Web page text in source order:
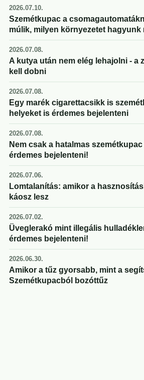
2026.07.10.
Szemétkupac a
múlik, milyen környezetet hagyunk
2026.07.08.
A kutya után nem elég lehajolni - a
kell dobni
2026.07.08.
Egy marék cigarettacsikk is
helyeket is érdemes bejelenteni
2026.07.08.
Nem csak a hatalmas
érdemes bejelenteni!
2026.07.06.
Lomtalanítás: amikor a
káosz lesz
2026.07.02.
Üveglerakó mint illegális
érdemes bejelenteni!
2026.06.30.
Amikor a tűz gyorsabb, mint a
Szemétkupacból bozóttűz